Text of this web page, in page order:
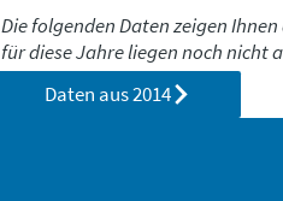
Die folgenden Daten zeigen
für diese Jahre liegen noch nicht
Daten aus2014